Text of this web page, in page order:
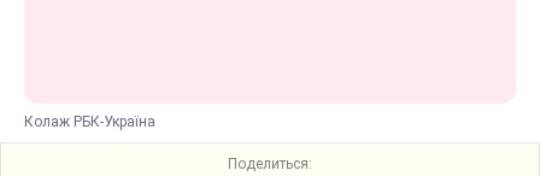
Колаж РБК-Україна
Поделиться: